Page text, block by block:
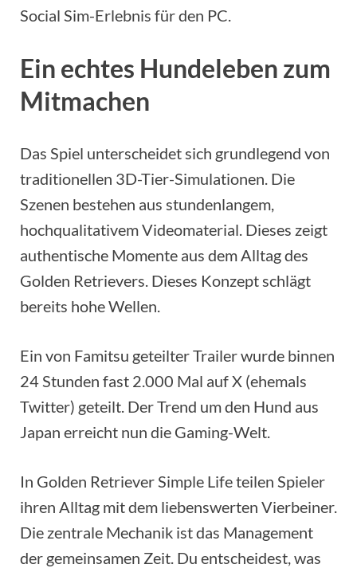
Social Sim-Erlebnis für den PC.
Ein echtes Hundeleben zum
Mitmachen
Das Spiel unterscheidet sich grundlegend von
traditionellen 3D-Tier-Simulationen. Die
Szenen bestehen aus stundenlangem,
hochqualitativem Videomaterial. Dieses zeigt
authentische Momente aus dem Alltag des
Golden Retrievers. Dieses Konzept schlägt
bereits hohe Wellen.
Ein von Famitsu geteilter Trailer wurde binnen
24 Stunden fast 2.000 Mal auf X (ehemals
Twitter) geteilt. Der Trend um den Hund aus
Japan erreicht nun die Gaming-Welt.
In Golden Retriever Simple Life teilen Spieler
ihren Alltag mit dem liebenswerten Vierbeiner.
Die zentrale Mechanik ist das Management
der gemeinsamen Zeit. Du entscheidest, was